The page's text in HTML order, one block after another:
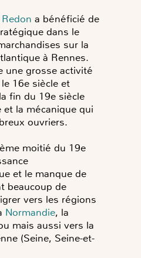
Redon a bénéficié de
dans le
sur la
à Rennes.
une grosse activité
16e siècle et
fin du 19e siècle
la mécanique qui
ouvriers.
moitié du 19e
et le manque de
beaucoup de
vers les régions
Normandie, la
mais aussi vers la
(Seine, Seine-et-